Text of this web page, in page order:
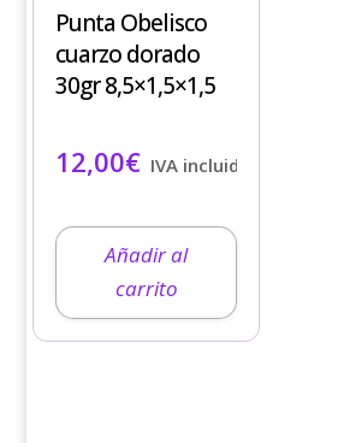
Punta Obelisco
cuarzo dorado
30gr 8,5×1,5×1,5
12,00€ IVA incluido
Añadir al
carrito